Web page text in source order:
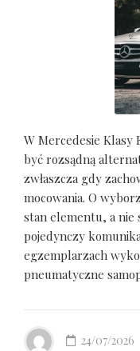
W Mercedesie Klasy
być rozsądną
zwłaszcza gdy
mocowania. O
stan elementu, a nie
pojedynczy
egzemplarzach
pneumatyczne
24/07/2026